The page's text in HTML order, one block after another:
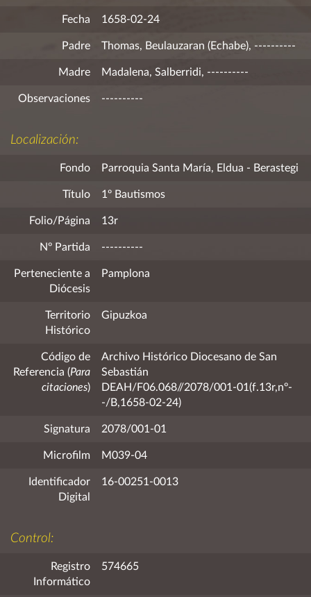
Fecha 1658-02-24
Padre Thomas, Beulauzaran (Echabe), ----------
Madre Madalena, Salberridi, ----------
Observaciones ----------
Localización:
Fondo Parroquia Santa María, Eldua - Berastegi
Título 1º Bautismos
Folio/Página 13r
Nº Partida ----------
Perteneciente a
Diócesis
Pamplona
Territorio
Histórico
Gipuzkoa
Código de
Referencia (Para
citaciones)
Archivo Histórico Diocesano de San
Sebastián
DEAH/F06.068//2078/001-01(f.13r,nº-
-/B,1658-02-24)
Signatura 2078/001-01
Microfilm M039-04
Identificador
Digital
16-00251-0013
Control:
Registro
Informático
574665